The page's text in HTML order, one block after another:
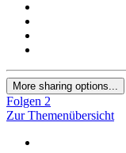
More sharing options...
Folgen 2
Zur Themenübersicht